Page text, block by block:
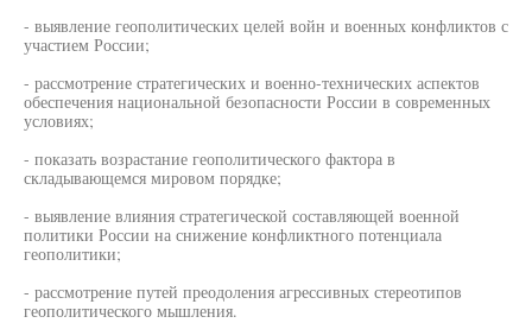
- выявление геополитических целей войн и военных конфликтов с
участием России;
- рассмотрение стратегических и военно-технических аспектов
обеспечения национальной безопасности России в современных
условиях;
- показать возрастание геополитического фактора в
складывающемся мировом порядке;
- выявление влияния стратегической составляющей военной
политики России на снижение конфликтного потенциала
геополитики;
- рассмотрение путей преодоления агрессивных стереотипов
геополитического мышления.